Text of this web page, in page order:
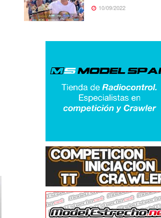
10/09/2022